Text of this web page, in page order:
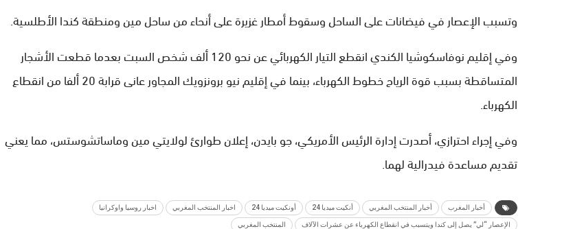
وتسبب الإعصار في فيضانات على الساحل وسقوط أمطار غزيرة على أنحاء من ساحل مين ومنطقة كندا الأطلسية.
وفي إقليم نوفاسكوشيا الكندي انقطع التيار الكهربائي عن نحو 120 ألف شخص السبت بعدما قطعت الأشجار
المتساقطة بسبب قوة الرياح خطوط الكهرباء، بينما في إقليم نيو برونزويك المجاور عانى قرابة 20 ألفا من انقطاع
الكهرباء.
وفي إجراء احترازي، أصدرت إدارة الرئيس الأمريكي، جو بايدن، إعلان طوارئ لولايتي مين وماساتشوستس، مما يعني
تقديم مساعدة فيدرالية لهما.
أخبار المغرب أخبار المنتخب المغربي أنكيت ميديا 24 أونكيت ميديا 24 اخبار المنتخب المغربي اخبار روسيا واوكرانيا
الإعصار “لي” يصل إلى كندا ويتسبب في انقطاع الكهرباء عن عشرات الآلاف المنتخب المغربي